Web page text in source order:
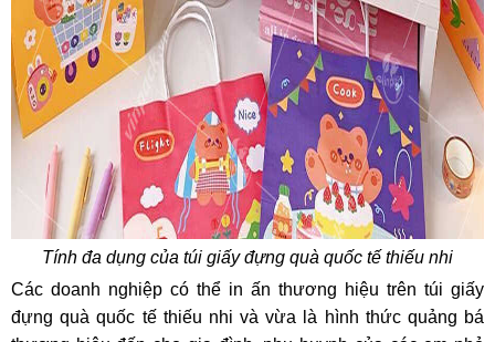
Tính đa dụng của túi giấy đựng quà quốc tế thiếu nhi
Các doanh nghiệp có thể in ấn thương hiệu trên túi giấy
đựng quà quốc tế thiếu nhi và vừa là hình thức quảng bá